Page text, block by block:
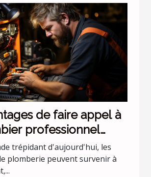
de faire appel à
professionnel
nocturnes
trépidant d'aujourd'hui, les
plomberie peuvent survenir à